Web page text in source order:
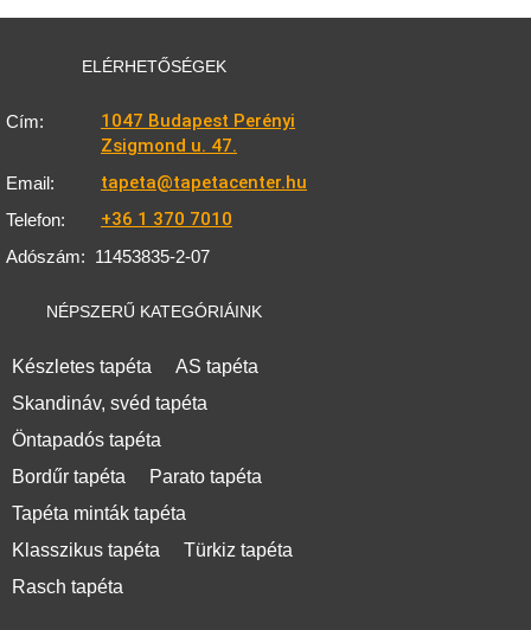
ELÉRHETŐSÉGEK
Cím:
1047 Budapest Perényi
Zsigmond u. 47.
Email: tapeta@tapetacenter.hu
Telefon: +36 1 370 7010
Adószám: 11453835-2-07
NÉPSZERŰ KATEGÓRIÁINK
Készletes tapéta
AS tapéta
Skandináv, svéd tapéta
Öntapadós tapéta
Bordűr tapéta
Parato tapéta
Tapéta minták tapéta
Klasszikus tapéta
Türkiz tapéta
Rasch tapéta